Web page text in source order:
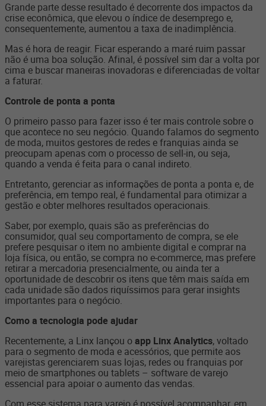
Grande parte desse resultado é decorrente dos impactos da
crise econômica, que elevou o índice de desemprego e,
consequentemente, aumentou a taxa de inadimplência.
Mas é hora de reagir. Ficar esperando a maré ruim passar
não é uma boa solução. Afinal, é possível sim dar a volta por
cima e buscar maneiras inovadoras e diferenciadas de voltar
a faturar.
Controle de ponta a ponta
O primeiro passo para fazer isso é ter mais controle sobre o
que acontece no seu negócio. Quando falamos do segmento
de moda, muitos gestores de redes e franquias ainda se
preocupam apenas com o processo de sell-in, ou seja,
quando a venda é feita para o canal indireto.
Entretanto, gerenciar as informações de ponta a ponta e, de
preferência, em tempo real, é fundamental para otimizar a
gestão e obter melhores resultados operacionais.
Saber, por exemplo, quais são as preferências do
consumidor, qual seu comportamento de compra, se ele
prefere pesquisar o item no ambiente digital e comprar na
loja física, ou então, se compra no e-commerce, mas prefere
retirar a mercadoria presencialmente, ou ainda ter a
oportunidade de descobrir os itens que têm mais saída em
cada unidade são dados riquíssimos para gerar insights
importantes para o negócio.
Como a tecnologia pode ajudar
Recentemente, a Linx lançou oapp Linx Analytics, voltado
para o segmento de moda e acessórios, que permite aos
varejistas gerenciarem suas lojas, redes ou franquias por
meio de smartphones ou tablets – software de varejo
essencial para apoiar o aumento das vendas.